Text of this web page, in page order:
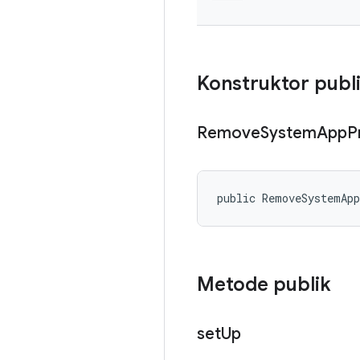
Konstruktor
RemoveSystemApp
public
Metode publik
setUp